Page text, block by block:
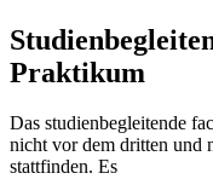
Praktikum
Das studienbegleitende
nicht vor dem dritten und
stattfinden. Es